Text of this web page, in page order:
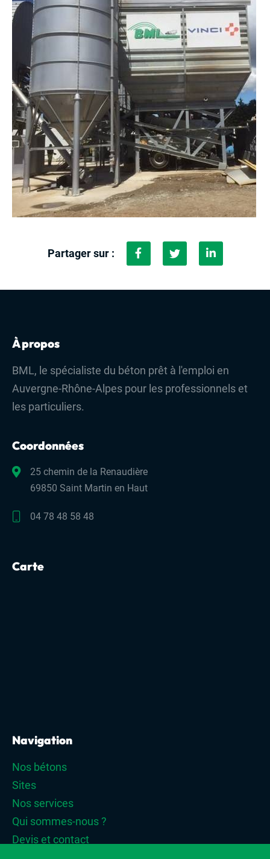
Partager sur :
À propos
BML, le spécialiste du béton prêt à l'emploi en
Auvergne-Rhône-Alpes pour les professionnels et
les particuliers.
Coordonnées
25 chemin de la Renaudière
69850 Saint Martin en Haut
04 78 48 58 48
Carte
Navigation
Nos bétons
Sites
Nos services
Qui sommes-nous ?
Devis et contact
Qui sommes-nous ?
Nos sites
Nos bétons
Nos prestations et services
Nos activités
Dématérialisation